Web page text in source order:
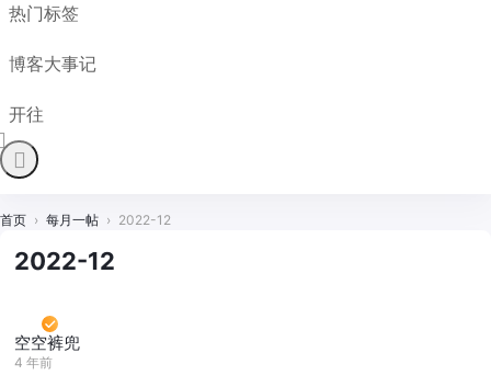
热门标签
博客大事记
开往
首页 › 每月一帖 › 2022-12
2022-12
空空裤兜
4 年前